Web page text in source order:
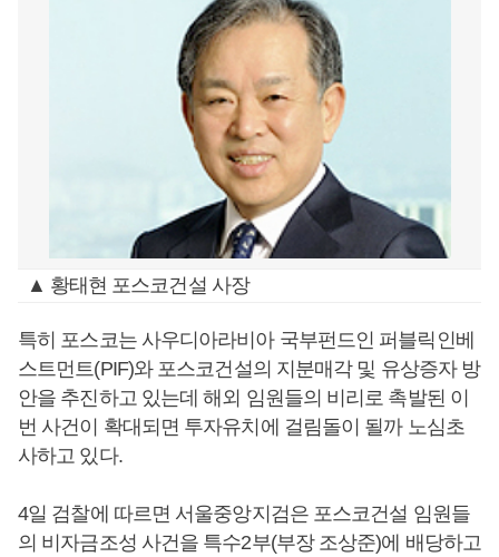
▲ 황태현 포스코건설 사장
특히 포스코는 사우디아라비아 국부펀드인 퍼블릭인베
스트먼트(PIF)와 포스코건설의 지분매각 및 유상증자 방
안을 추진하고 있는데 해외 임원들의 비리로 촉발된 이
번 사건이 확대되면 투자유치에 걸림돌이 될까 노심초
사하고 있다.
4일 검찰에 따르면 서울중앙지검은 포스코건설 임원들
의 비자금조성 사건을 특수2부(부장 조상준)에 배당하고